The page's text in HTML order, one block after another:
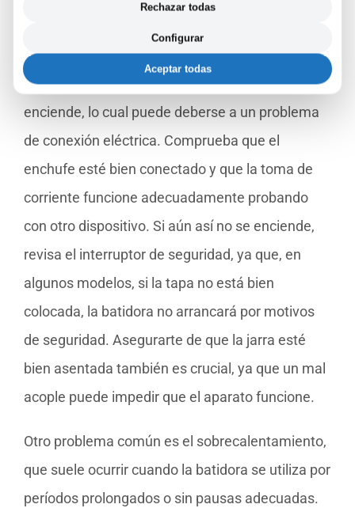
soluciones sencillas que se pueden implementar
Un error frecuente es que la batidora no
enciende, lo cual puede deberse a un problema
de conexión eléctrica. Comprueba que el
enchufe esté bien conectado y que la toma de
corriente funcione adecuadamente probando
con otro dispositivo. Si aún así no se enciende,
revisa el interruptor de seguridad, ya que, en
algunos modelos, si la tapa no está bien
colocada, la batidora no arrancará por motivos
de seguridad. Asegurarte de que la jarra esté
bien asentada también es crucial, ya que un mal
acople puede impedir que el aparato funcione.
Otro problema común es el sobrecalentamiento,
que suele ocurrir cuando la batidora se utiliza por
períodos prolongados o sin pausas adecuadas.
Rechazar todas
Configurar
Aceptar todas